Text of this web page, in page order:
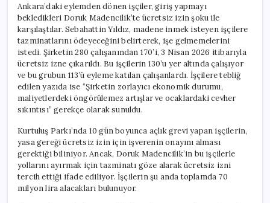
Ankara’daki eylemden dönen işçiler, giriş yapmayı
bekledikleri Doruk Madencilik’te ücretsiz izin şoku ile
karşılaştılar. Sebahattin Yıldız, madene inmek isteyen işçilere
tazminatlarını ödeyeceğini belirterek, işe gelmemelerini
istedi. Şirketin 280 çalışanından 170’i, 3 Nisan 2026 itibarıyla
ücretsiz izne çıkarıldı. Bu işçilerin 130’u yer altında çalışıyor
ve bu grubun 113’ü eyleme katılan çalışanlardı. İşçilere tebliğ
edilen yazıda ise “Şirketin zorlayıcı ekonomik durumu,
maliyetlerdeki öngörülemez artışlar ve ocaklardaki cevher
sıkıntısı” gerekçe olarak sunuldu.
Kurtuluş Parkı’nda 10 gün boyunca açlık grevi yapan işçilerin,
yasa gereği ücretsiz izin için işverenin onayını alması
gerektiği biliniyor. Ancak, Doruk Madencilik’in bu işçilerle
yollarını ayırmak için tazminatı göze alarak ücretsiz izni
tercih ettiği ifade ediliyor. İşçilerin şu anda toplamda 70
milyon lira alacakları bulunuyor.